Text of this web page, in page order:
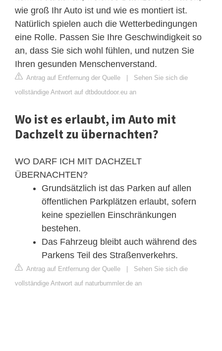
wie groß Ihr Auto ist und wie es montiert ist.
Natürlich spielen auch die Wetterbedingungen
eine Rolle. Passen Sie Ihre Geschwindigkeit so
an, dass Sie sich wohl fühlen, und nutzen Sie
Ihren gesunden Menschenverstand.
Antrag auf Entfernung der Quelle | Sehen Sie sich die
vollständige Antwort auf dtbdoutdoor.eu an
Wo ist es erlaubt, im Auto mit
Dachzelt zu übernachten?
WO DARF ICH MIT DACHZELT
ÜBERNACHTEN?
Grundsätzlich ist das Parken auf allen
öffentlichen Parkplätzen erlaubt, sofern
keine speziellen Einschränkungen
bestehen.
Das Fahrzeug bleibt auch während des
Parkens Teil des Straßenverkehrs.
Antrag auf Entfernung der Quelle | Sehen Sie sich die
vollständige Antwort auf naturbummler.de an